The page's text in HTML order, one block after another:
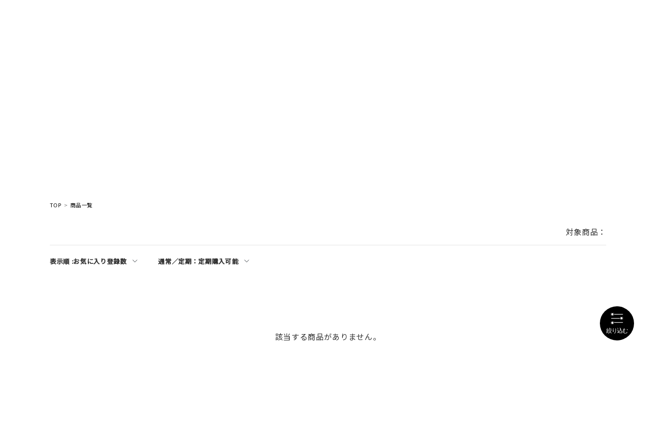
TOP 商品一覧
対象商品：
表示順 :お気に入り登録数 通常／定期：定期購入可能
該当する商品がありません。